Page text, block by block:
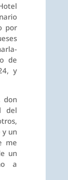
por
de
y
don
del
y un
me
un
a